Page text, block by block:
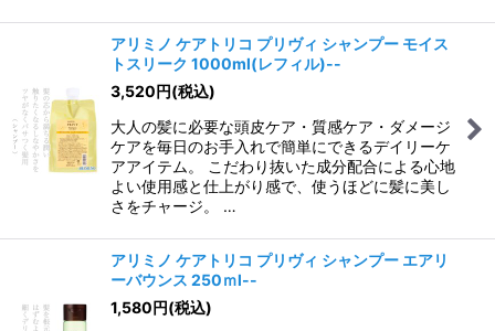
アリミノ ケアトリコ プリヴィ シャンプー モイス
トスリーク 1000ml(レフィル)--
3,520円(税込)
大人の髪に必要な頭皮ケア・質感ケア・ダメージ
ケアを毎日のお手入れで簡単にできるデイリーケ
アアイテム。 こだわり抜いた成分配合による心地
よい使用感と仕上がり感で、使うほどに髪に美し
さをチャージ。 …
アリミノ ケアトリコ プリヴィ シャンプー エアリ
ーバウンス 250ｍl--
1,580円(税込)